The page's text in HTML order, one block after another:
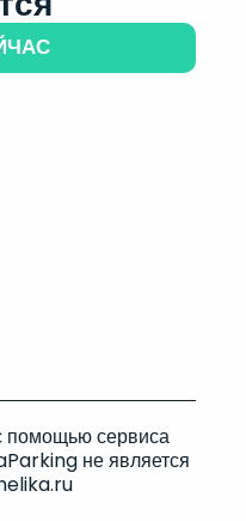
помощью сервиса
не является